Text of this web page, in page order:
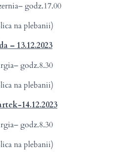
godz.17.00
na plebanii)
– 13.12.2023
godz.8.30
na plebanii)
14.12.2023
godz.8.30
na plebanii)